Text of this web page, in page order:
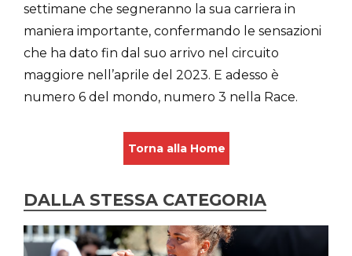
settimane che segneranno la sua carriera in
maniera importante, confermando le sensazioni
che ha dato fin dal suo arrivo nel circuito
maggiore nell’aprile del 2023. E adesso è
numero 6 del mondo, numero 3 nella Race.
Torna alla Home
DALLA STESSA CATEGORIA